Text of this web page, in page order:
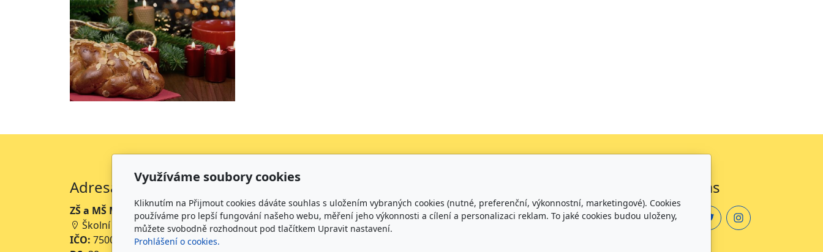
Adresa
ZŠ a MŠ Mikoláše Alše Mirotice
Školní 234, 398 01 Mirotice
IČO: 75001063
Kontakt
+420 734 316 620 - Ředitel školy
+420 733 539 322 - Zástupce ředitele pro předškolní vzdělávání
Sledujte nás
Využíváme soubory cookies
Kliknutím na Přijmout cookies dáváte souhlas s uložením vybraných cookies (nutné, preferenční, výkonnostní, marketingové). Cookies
používáme pro lepší fungování našeho webu, měření jeho výkonnosti a cílení a personalizaci reklam. To jaké cookies budou uloženy,
můžete svobodně rozhodnout pod tlačítkem Upravit nastavení.
Prohlášení o cookies.